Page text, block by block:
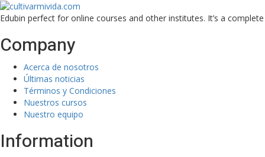
Skip
to
Skip
to
Edubin perfect for online courses and other institutes. It’s a
Company
Acerca de nosotros
Últimas noticias
Términos y Condiciones
Nuestros cursos
Nuestro equipo
Information